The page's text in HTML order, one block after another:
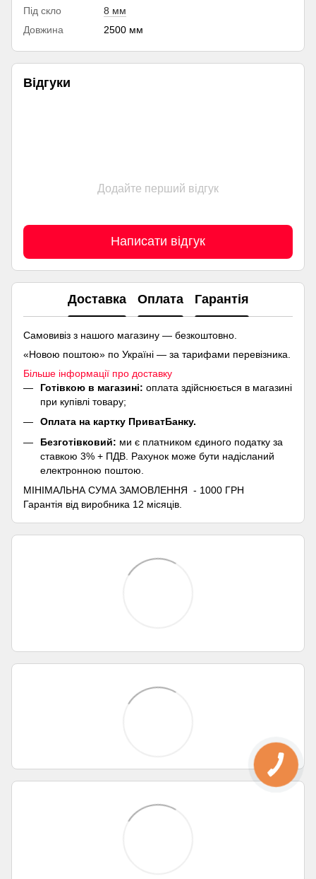
Під скло
8 мм
Довжина
2500 мм
Відгуки
Додайте перший відгук
Написати відгук
Доставка Оплата Гарантія
Самовивіз з нашого магазину — безкоштовно.
«Новою поштою» по Україні — за тарифами перевізника.
Більше інформації про доставку
Готівкою в магазині: оплата здійснюється в магазині
при купівлі товару;
Оплата на картку ПриватБанку.
Безготівковий: ми є платником єдиного податку за
ставкою 3% + ПДВ. Рахунок може бути надісланий
електронною поштою.
МІНІМАЛЬНА СУМА ЗАМОВЛЕННЯ - 1000 ГРН
Гарантія від виробника 12 місяців.